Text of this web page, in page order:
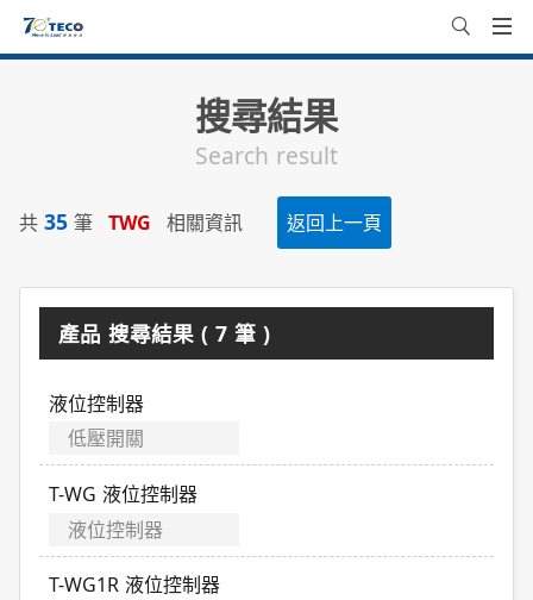
搜尋結果
Search result
共 35 筆 TWG 相關資訊 返回上一頁
產品 搜尋結果 ( 7 筆 )
液位控制器
低壓開關
T-WG 液位控制器
液位控制器
T-WG1R 液位控制器